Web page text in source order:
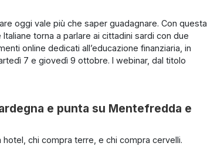
oggi vale più che saper guadagnare. Con questa
torna a parlare ai cittadini sardi con due
online dedicati all’educazione finanziaria, in
7 e giovedì 9 ottobre. I webinar, dal titolo
e punta su Mentefredda e
hotel, chi compra terre, e chi compra cervelli.